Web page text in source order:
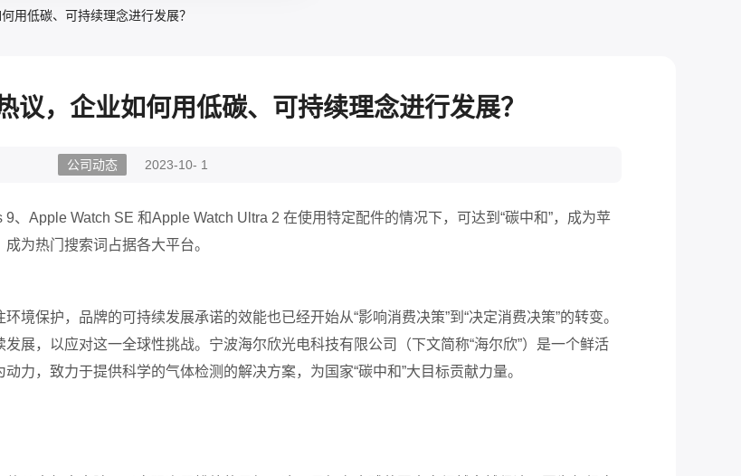
用低碳、可持续理念进行发展？
议，企业如何用低碳、可持续理念进行发展？
公司动态 2023-10- 1
9、 Apple Watch SE 和Apple Watch Ultra 2 在使用特定配件的情况下，可达到“碳中和”，成为苹
成为热门搜索词占据各大平台。
环境保护，品牌的可持续发展承诺的效能也已经开始从“影响消费决策”到“决定消费决策”的转变。
展，以应对这一全球性挑战。宁波海尔欣光电科技有限公司（下文简称“海尔欣”）是一个鲜活
动力，致力于提供科学的气体检测 的解决方案，为国家“碳中和”大目标贡献力量。